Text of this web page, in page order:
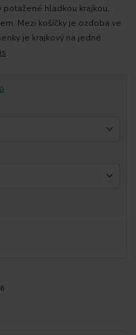
hladkou krajkou,
Mezi košíčky je ozdoba ve
je krajkový na jedné